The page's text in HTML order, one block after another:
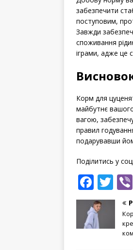
забезпечити
поступовим,
Завжди
споживання
іграми, адже це
Корм для
майбутнє
вагою,
правил
подарувавши
Поділитись у
F
a
c
e
T
w
it
te